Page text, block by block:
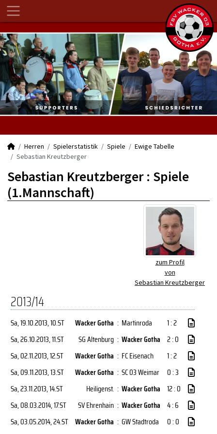
Herren Spielerstatistik Spiele
Ewige Tabelle
Sebastian Kreutzberger
Sebastian Kreutzberger : Spiele
(1.Mannschaft)
zum Profil
von
Sebastian Kreutzberger
2013/14
Sa, 19.10.2013, 10.ST Wacker Gotha : Martinroda
1 : 2
Sa, 26.10.2013, 11.ST SG Altenburg : Wacker Gotha 2 : 0
Sa, 02.11.2013, 12.ST Wacker Gotha : FC Eisenach
1 : 2
Sa, 09.11.2013, 13.ST Wacker Gotha : SC 03 Weimar
0 : 3
Sa, 23.11.2013, 14.ST Heiligenst. : Wacker Gotha 12 : 0
Sa, 08.03.2014, 17.ST SV Ehrenhain : Wacker Gotha 4 : 6
Sa, 03.05.2014, 24.ST Wacker Gotha : GW Stadtroda 0 : 0